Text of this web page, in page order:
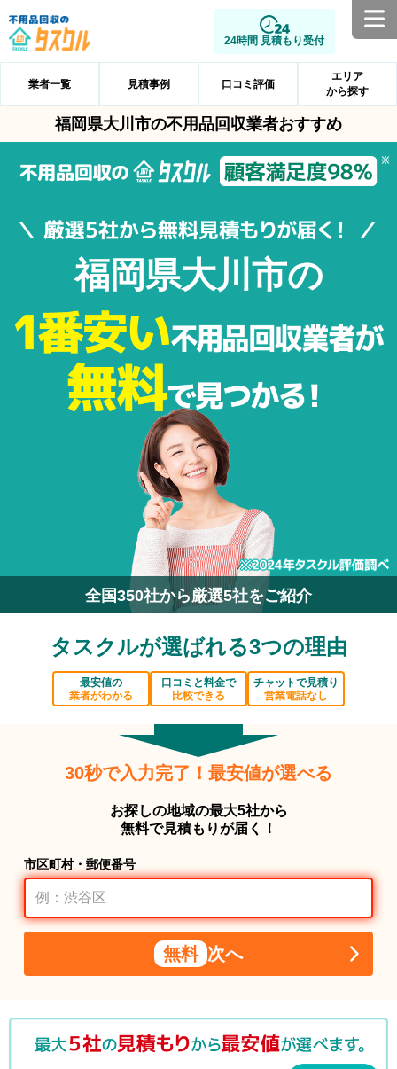
24時間 見積もり受付
業者一覧 見積事例 口コミ評価
エリア
から探す
福岡県大川市の不用品回収業者おすすめ
福岡県大川市の
全国350社から厳選5社をご紹介
タスクルが選ばれる3つの理由
最安値の
業者がわかる
口コミと料金で
比較できる
チャットで見積り
営業電話なし
30秒で入力完了！最安値が選べる
お探しの地域の最大5社から
無料で見積もりが届く！
市区町村・郵便番号
無料 次へ